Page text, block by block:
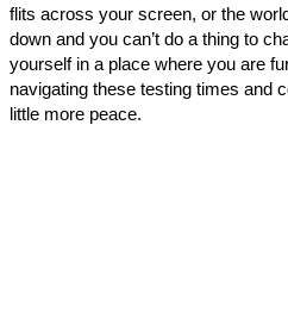
flits across your screen, or the
down and you can’t do a thing
yourself in a place where you
navigating these testing times
little more peace.